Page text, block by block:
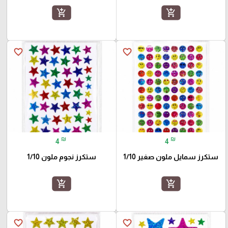
add_shopping_cart
add_shopping_cart
favorite_border
4 ₪
ستكرز سمايل ملون صغير 1/10
add_shopping_cart
favorite_border
4 ₪
ستكرز نجوم ملون 1/10
add_shopping_cart
favorite_border
favorite_border